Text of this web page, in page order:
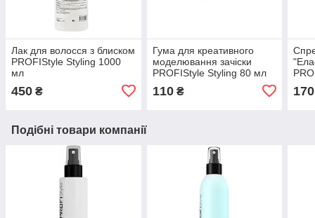
Лак для волосся з блиском
PROFIStyle Styling 1000
мл
450 ₴
Гума для креативного
моделювання зачіски
PROFIStyle Styling 80 мл
110₴ 170
Подібні товари компанії